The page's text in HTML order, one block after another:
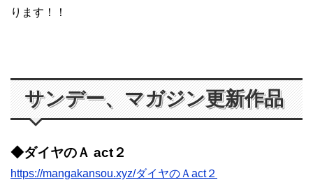
ります！！
サンデー、マガジン更新作品
◆ダイヤのＡ act２
https://mangakansou.xyz/ダイヤのＡact２